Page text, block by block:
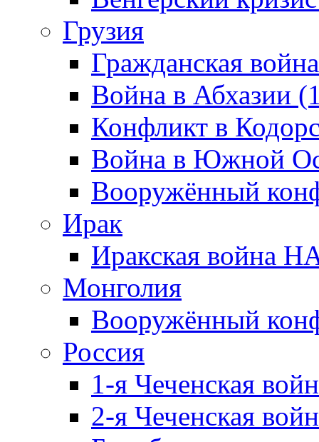
Грузия
Гражданская
Война в Абхазии
Конфликт в
Война в Южной
Вооружённый
Ирак
Иракская война
Монголия
Вооружённый
Россия
1-я Чеченская
2-я Чеченская